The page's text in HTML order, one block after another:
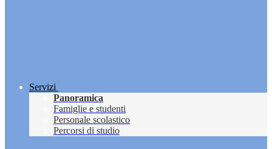
Servizi
Panoramica
Famiglie e studenti
Personale scolastico
Percorsi di studio